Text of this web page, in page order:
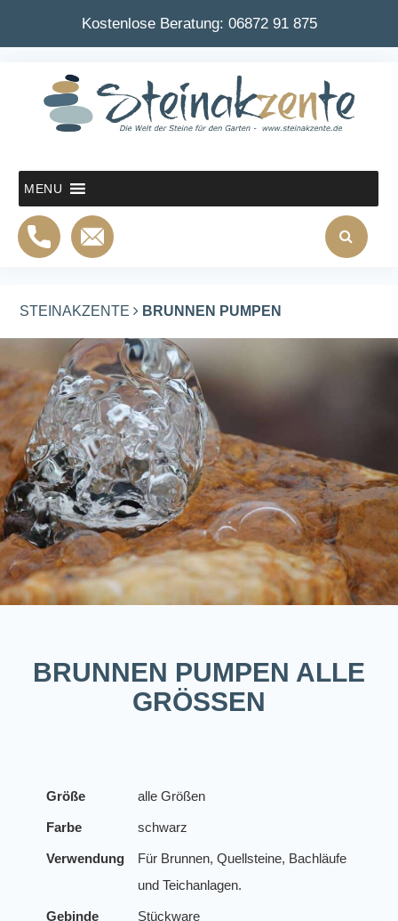
Kostenlose Beratung: 06872 91 875
MENU
STEINAKZENTE BRUNNEN PUMPEN
BRUNNEN PUMPEN ALLE
GRÖSSEN
Größe alle Größen
Farbe schwarz
Verwendung
Für Brunnen, Quellsteine, Bachläufe
und Teichanlagen.
Gebinde Stückware